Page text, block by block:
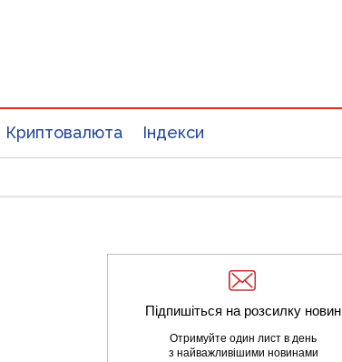
Криптовалюта Індекси
Підпишіться на розсилку новин
Отримуйте один лист в день
з найважливішими новинами